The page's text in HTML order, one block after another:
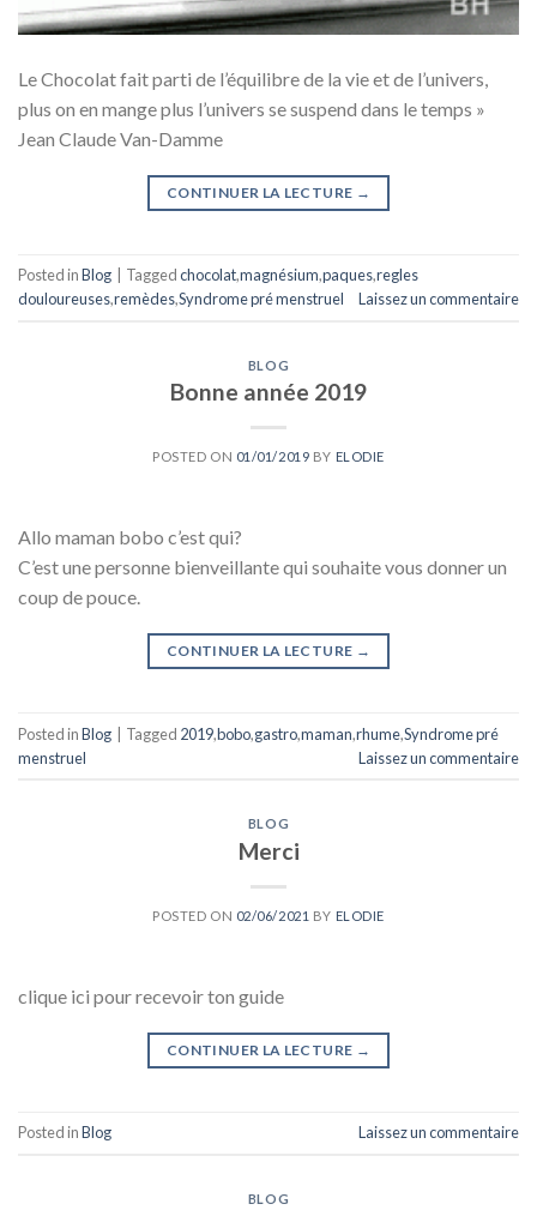
Le Chocolat fait parti de l’équilibre de la vie et de l’univers,
plus on en mange plus l’univers se suspend dans le temps »
Jean Claude Van-Damme
CONTINUER LA LECTURE →
Posted inBlog Taggedchocolat,magnésium,paques,regles
douloureuses,remèdes,Syndrome pré menstruel Laissez un commentaire
BLOG
Bonne année 2019
POSTED ON 01/01/2019 BY ELODIE
Allo maman bobo c’est qui?
C’est une personne bienveillante qui souhaite vous donner un
coup de pouce.
CONTINUER LA LECTURE →
Posted inBlog Tagged 2019,bobo,gastro,maman,rhume,Syndrome pré
menstruel
Laissez un commentaire
BLOG
Merci
POSTED ON 02/06/2021 BY ELODIE
clique ici pour recevoir ton guide
CONTINUER LA LECTURE →
Posted inBlog Laissez un commentaire
BLOG